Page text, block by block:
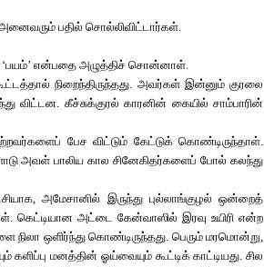
பதில் சொல்லிவிட்டார்கள்.
‘பயம்’ என்பதை அழுத்திச் சொன்னாள்.
நிறைந்திருந்தது. அவர்கள் இன்னும் குரலை
விட்டன. கீச்சுக்குரல் காரனின் கையில் சாம்பாரின்
பேச விட்டும் கேட்டுக் கொண்டிருந்தாள்.
அவள் பாலிய கால சினேகிதர்களைப் போல் கலந்து
அமேசானில் இருந்து புல்லாங்குழல் ஒன்றைத்
கெட்டியான அட்டை கேன்வாஸில் இரவு உயிரி என்ற
ஒளிர்ந்து கொண்டிருந்தது. பெரும் மரமொன்று,
மனத்தின் ஓய்வையும் கூட்டிக் காட்டியது. சில